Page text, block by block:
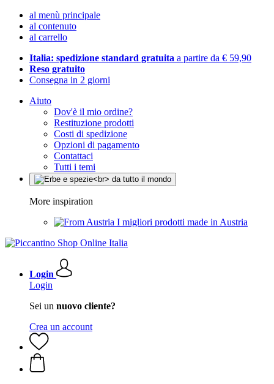
al menù principale
al contenuto
al carrello
Italia: spedizione standard gratuita a partire da € 59,90
Reso gratuito
Consegna in 2 giorni
Aiuto
Dov'è il mio ordine?
Restituzione prodotti
Costi di spedizione
Opzioni di pagamento
Contattaci
Tutti i temi
More inspiration
I migliori prodotti made in Austria
Login
Login
Sei un nuovo cliente?
Crea un account